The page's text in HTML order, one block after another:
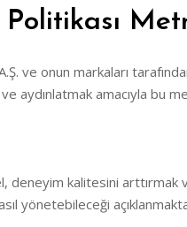
ve onun markaları
aydınlatmak amacıyla bu
kalitesini arttırmak
yönetebileceği